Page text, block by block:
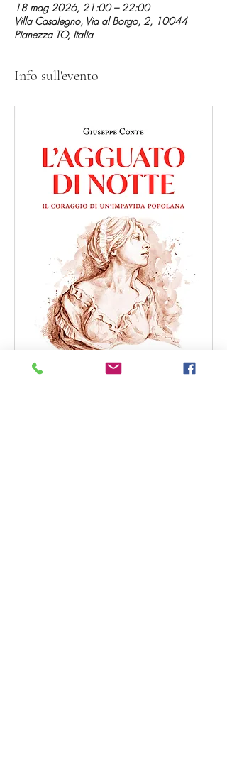
18 mag 2026, 21:00 – 22:00
Villa Casalegno, Via al Borgo, 2, 10044
Pianezza TO, Italia
Info sull'evento